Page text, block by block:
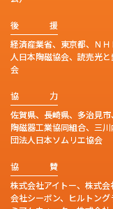
後
援
経済産業省、東京都、Ｎ
人日本陶磁協会、読売光
会
協
力
佐賀県、長崎県、多治見
陶磁器工業協同組合、三
団法人日本ソムリエ協会
協
賛
株式会社アイトー、株式
会社シーボン、ヒルトン